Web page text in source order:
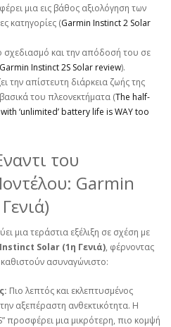
μια εις βάθος αξιολόγηση των
κατηγορίες (Garmin Instinct 2 Solar
σχεδιασμό και την απόδοσή του σε
Garmin Instinct 2S Solar review).
την απίστευτη διάρκεια ζωής της
του πλεονεκτήματα (The half-
‘unlimited’ battery life is WAY too
του
Garmin
μια τεράστια εξέλιξη σε σχέση με
Solar (1η Γενιά), φέρνοντας
ασυναγώνιστο:
Πιο λεπτός και εκλεπτυσμένος
αξεπέραστη ανθεκτικότητα. Η
προσφέρει μια μικρότερη, πιο κομψή